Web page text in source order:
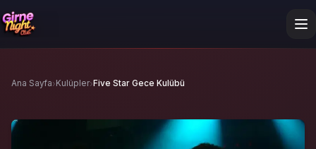
Ana Sayfa› Kulüpler› Five Star Gece Kulübü